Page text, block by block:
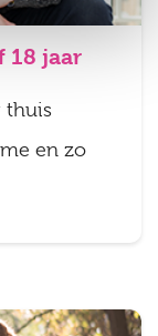
18 jaar
thuis
en zo